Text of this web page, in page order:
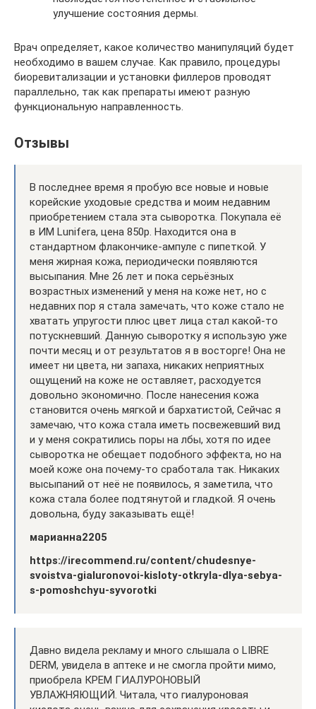
улучшение состояния дермы.
Врач определяет, какое количество манипуляций будет
необходимо в вашем случае. Как правило, процедуры
биоревитализации и установки филлеров проводят
параллельно, так как препараты имеют разную
функциональную направленность.
Отзывы
В последнее время я пробую все новые и новые
корейские уходовые средства и моим недавним
приобретением стала эта сыворотка. Покупала её
в ИМ Lunifera, цена 850р. Находится она в
стандартном флакончике-ампуле с пипеткой. У
меня жирная кожа, периодически появляются
высыпания. Мне 26 лет и пока серьёзных
возрастных изменений у меня на коже нет, но с
недавних пор я стала замечать, что коже стало не
хватать упругости плюс цвет лица стал какой-то
потускневший. Данную сыворотку я использую уже
почти месяц и от результатов я в восторге! Она не
имеет ни цвета, ни запаха, никаких неприятных
ощущений на коже не оставляет, расходуется
довольно экономично. После нанесения кожа
становится очень мягкой и бархатистой, Сейчас я
замечаю, что кожа стала иметь посвежевший вид
и у меня сократились поры на лбы, хотя по идее
сыворотка не обещает подобного эффекта, но на
моей коже она почему-то сработала так. Никаких
высыпаний от неё не появилось, я заметила, что
кожа стала более подтянутой и гладкой. Я очень
довольна, буду заказывать ещё!
марианна2205
https://irecommend.ru/content/chudesnye-
svoistva-gialuronovoi-kisloty-otkryla-dlya-sebya-
s-pomoshchyu-syvorotki
Давно видела рекламу и много слышала о LIBRE
DERM, увидела в аптеке и не смогла пройти мимо,
приобрела КРЕМ ГИАЛУРОНОВЫЙ
УВЛАЖНЯЮЩИЙ. Читала, что гиалуроновая